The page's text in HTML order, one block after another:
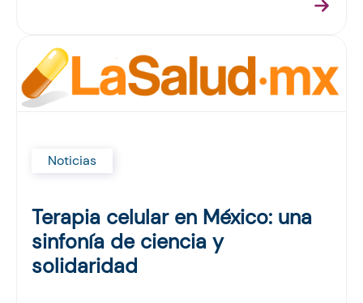
Noticias
Terapia celular en México: una
sinfonía de ciencia y
solidaridad